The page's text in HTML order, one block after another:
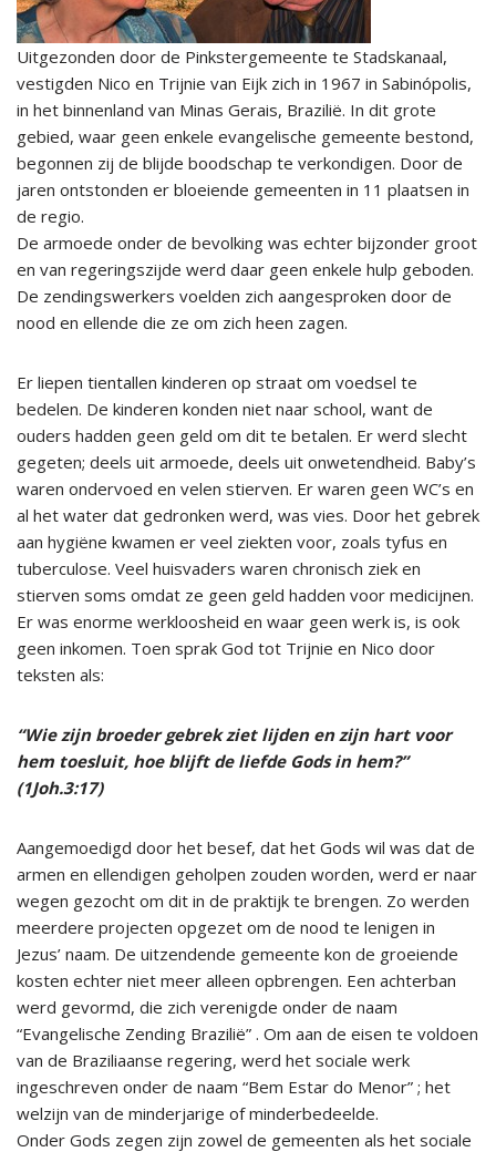
Uitgezonden door de Pinkstergemeente te Stadskanaal,
vestigden Nico en Trijnie van Eijk zich in 1967 in Sabinópolis,
in het binnenland van Minas Gerais, Brazilië. In dit grote
gebied, waar geen enkele evangelische gemeente bestond,
begonnen zij de blijde boodschap te verkondigen. Door de
jaren ontstonden er bloeiende gemeenten in 11 plaatsen in
de regio.
De armoede onder de bevolking was echter bijzonder groot
en van regeringszijde werd daar geen enkele hulp geboden.
De zendingswerkers voelden zich aangesproken door de
nood en ellende die ze om zich heen zagen.
Er liepen tientallen kinderen op straat om voedsel te
bedelen. De kinderen konden niet naar school, want de
ouders hadden geen geld om dit te betalen. Er werd slecht
gegeten; deels uit armoede, deels uit onwetendheid. Baby’s
waren ondervoed en velen stierven. Er waren geen WC’s en
al het water dat gedronken werd, was vies. Door het gebrek
aan hygiëne kwamen er veel ziekten voor, zoals tyfus en
tuberculose. Veel huisvaders waren chronisch ziek en
stierven soms omdat ze geen geld hadden voor medicijnen.
Er was enorme werkloosheid en waar geen werk is, is ook
geen inkomen. Toen sprak God tot Trijnie en Nico door
teksten als:
“Wie zijn broeder gebrek ziet lijden en zijn hart voor
hem toesluit, hoe blijft de liefde Gods in hem?”
(1Joh.3:17)
Aangemoedigd door het besef, dat het Gods wil was dat de
armen en ellendigen geholpen zouden worden, werd er naar
wegen gezocht om dit in de praktijk te brengen. Zo werden
meerdere projecten opgezet om de nood te lenigen in
Jezus’ naam. De uitzendende gemeente kon de groeiende
kosten echter niet meer alleen opbrengen. Een achterban
werd gevormd, die zich verenigde onder de naam
“Evangelische Zending Brazilië” . Om aan de eisen te voldoen
van de Braziliaanse regering, werd het sociale werk
ingeschreven onder de naam “Bem Estar do Menor” ; het
welzijn van de minderjarige of minderbedeelde.
Onder Gods zegen zijn zowel de gemeenten als het sociale